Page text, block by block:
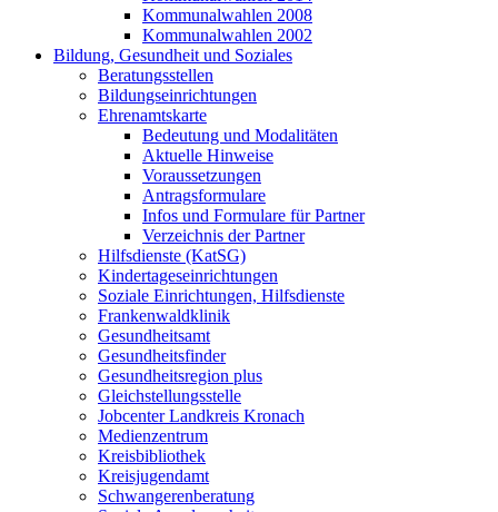
Kommunalwahlen 2008
Kommunalwahlen 2002
Bildung, Gesundheit und Soziales
Beratungsstellen
Bildungseinrichtungen
Ehrenamtskarte
Bedeutung und Modalitäten
Aktuelle Hinweise
Voraussetzungen
Antragsformulare
Infos und Formulare für Partner
Verzeichnis der Partner
Hilfsdienste (KatSG)
Kindertageseinrichtungen
Soziale Einrichtungen, Hilfsdienste
Frankenwaldklinik
Gesundheitsamt
Gesundheitsfinder
Gesundheitsregion plus
Gleichstellungsstelle
Jobcenter Landkreis Kronach
Medienzentrum
Kreisbibliothek
Kreisjugendamt
Schwangerenberatung